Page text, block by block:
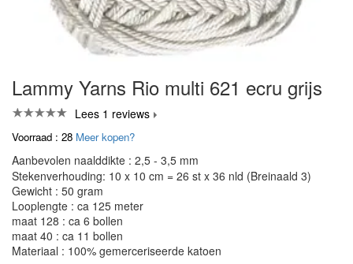
Lammy Yarns Rio multi 621 ecru grijs
Lees 1 reviews
Voorraad : 28 Meer kopen?
Aanbevolen naalddikte : 2,5 - 3,5 mm
Stekenverhouding: 10 x 10 cm = 26 st x 36 nld (Breinaald 3)
Gewicht : 50 gram
Looplengte : ca 125 meter
maat 128 : ca 6 bollen
maat 40 : ca 11 bollen
Materiaal : 100% gemerceriseerde katoen